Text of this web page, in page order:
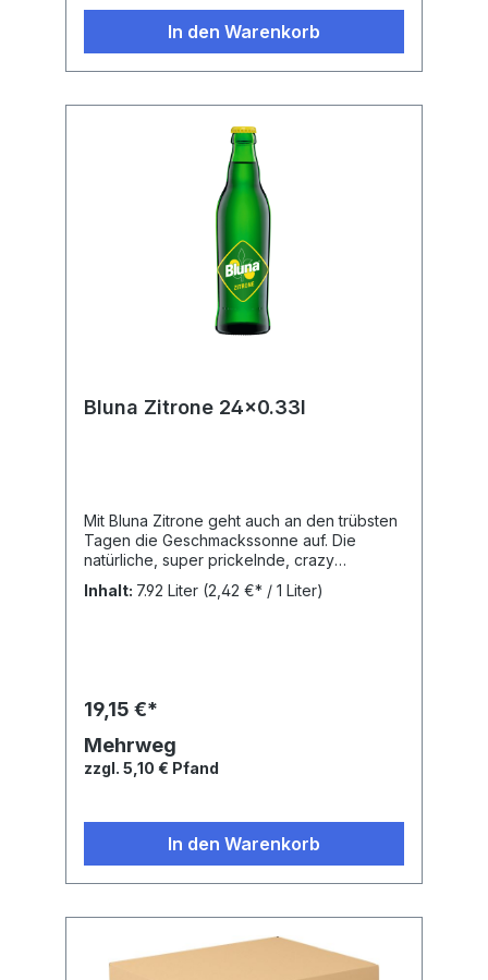
In den Warenkorb
Bluna Zitrone 24x0.33l
Mit Bluna Zitrone geht auch an den trübsten
Tagen die Geschmackssonne auf. Die
natürliche, super prickelnde, crazy
Zitronenlimonade löscht jeden Durst und
mischt auch jedes Bier als Mix für Radler /
Säuerungsmittel Citronensäure, natürliches
Aroma, Säureregulator Trinatriumcitrat.
Inhalt: 7.92 Liter (2,42 €* / 1 Liter)
19,15 €*
Mehrweg
zzgl. 5,10 € Pfand
In den Warenkorb